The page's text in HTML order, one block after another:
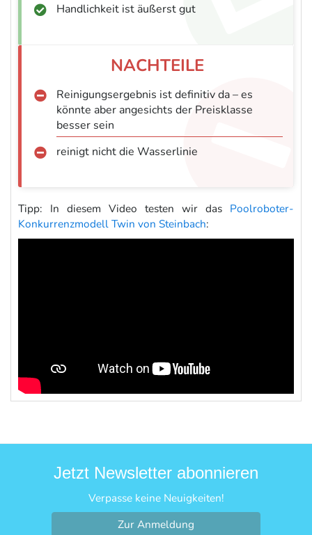
Handlichkeit ist äußerst gut
Reinigungsergebnis ist definitiv da – es
könnte aber angesichts der Preisklasse
besser sein
reinigt nicht die Wasserlinie
Tipp: In diesem Video testen wir das Poolroboter-
Konkurrenzmodell Twin von Steinbach:
Jetzt Newsletter abonnieren
Verpasse keine Neuigkeiten!
Zur Anmeldung